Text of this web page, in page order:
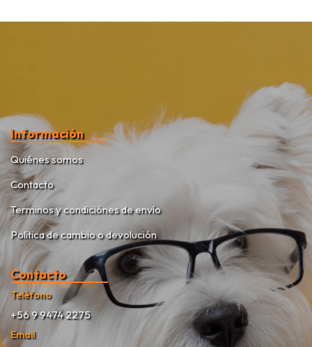
Información
Quiénes somos
Contacto
Terminos y condiciónes de envío
Política de cambio o devolución
Contacto
Teléfono
+56 9 9474 2275
Email